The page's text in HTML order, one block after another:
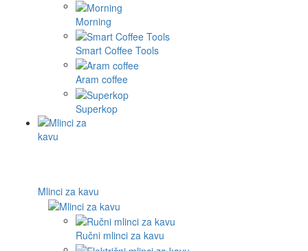
Morning
Smart Coffee Tools
Aram coffee
Superkop
Mlinci za kavu
Ručni mlinci za kavu